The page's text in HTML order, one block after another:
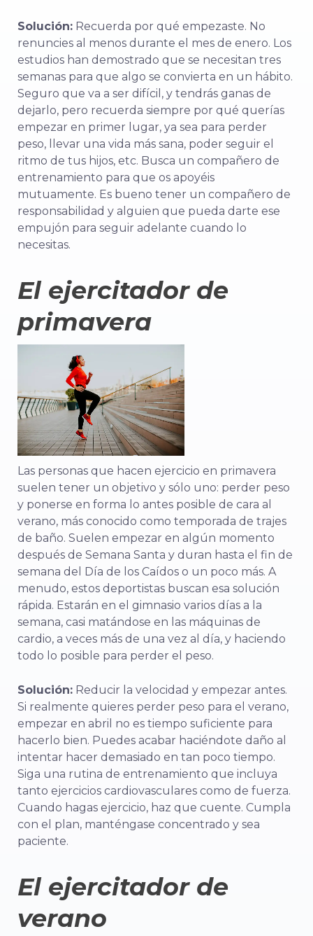
Solución: Recuerda por qué empezaste. No
renuncies al menos durante el mes de enero. Los
estudios han demostrado que se necesitan tres
semanas para que algo se convierta en un hábito.
Seguro que va a ser difícil, y tendrás ganas de
dejarlo, pero recuerda siempre por qué querías
empezar en primer lugar, ya sea para perder
peso, llevar una vida más sana, poder seguir el
ritmo de tus hijos, etc. Busca un compañero de
entrenamiento para que os apoyéis
mutuamente. Es bueno tener un compañero de
responsabilidad y alguien que pueda darte ese
empujón para seguir adelante cuando lo
necesitas.
El ejercitador de
primavera
Las personas que hacen ejercicio en primavera
suelen tener un objetivo y sólo uno: perder peso
y ponerse en forma lo antes posible de cara al
verano, más conocido como temporada de trajes
de baño. Suelen empezar en algún momento
después de Semana Santa y duran hasta el fin de
semana del Día de los Caídos o un poco más. A
menudo, estos deportistas buscan esa solución
rápida. Estarán en el gimnasio varios días a la
semana, casi matándose en las máquinas de
cardio, a veces más de una vez al día, y haciendo
todo lo posible para perder el peso.
Solución: Reducir la velocidad y empezar antes.
Si realmente quieres perder peso para el verano,
empezar en abril no es tiempo suficiente para
hacerlo bien. Puedes acabar haciéndote daño al
intentar hacer demasiado en tan poco tiempo.
Siga una rutina de entrenamiento que incluya
tanto ejercicios cardiovasculares como de fuerza.
Cuando hagas ejercicio, haz que cuente. Cumpla
con el plan, manténgase concentrado y sea
paciente.
El ejercitador de
verano